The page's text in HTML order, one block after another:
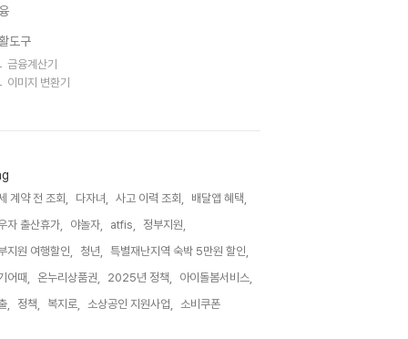
도구
금융계산기
이미지 변환기
계약 전 조회, 다자녀, 사고 이력 조회,
배달앱 혜택,
자 출산휴가,
야놀자, atfis,
정부지원,
지원 여행할인,
청년,
특별재난지역 숙박 5만원 할인,
어때,
온누리상품권, 2025년 정책,
아이돌봄서비스,
,
정책, 복지로, 소상공인 지원사업, 소비쿠폰,